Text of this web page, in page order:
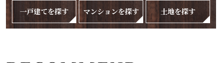
一戸建てを探す マンションを探す 土地を探す